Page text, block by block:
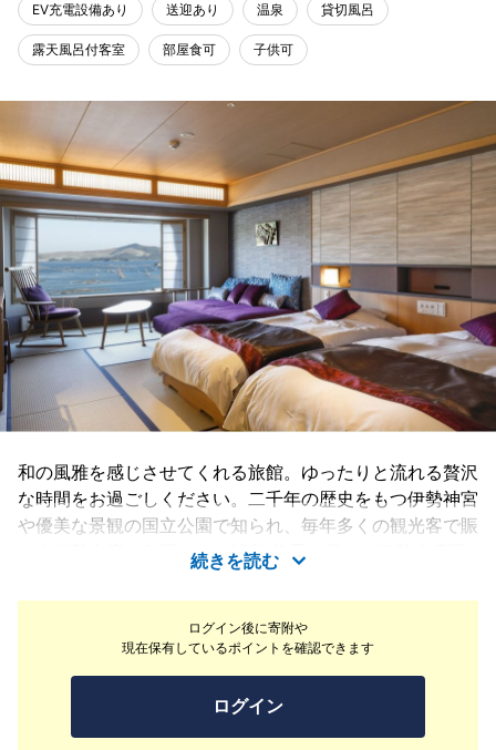
EV充電設備あり 送迎あり 温泉 貸切風呂
露天風呂付客室 部屋食可 子供可
ログイン後に寄附や
現在保有しているポイントを確認できます
ログイン
和の風雅を感じさせてくれる旅館。ゆったりと流れる贅沢
な時間をお過ごしください。二千年の歴史をもつ伊勢神宮
や優美な景観の国立公園で知られ、毎年多くの観光客で賑
わう伊勢志摩・鳥羽。サン浦島 悠季の里は、伊勢志摩国
立公園・鳥羽に位置します。当宿の鳥羽本浦温泉は、平成
元年に湧出しました。目の前に広がる雄大な伊勢湾…朝な
夕なに趣きが異なるその美しい情景は心潤してくれます。
生浦湾の景色 館内を彩る花、緑のしつらい、香り、そし
て日本の文化「おもてなしの心」。湯量豊富で異なる二つ
の天然温泉と、伊勢志摩の食材を使った創作料理で、心と
体を癒し、ゆったりと流れる贅沢な時間をお過ごしくださ
続きを読む